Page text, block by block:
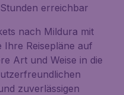
erreichbar
nach Mildura mit
Ihre Reisepläne auf
Art und Weise in die
zuverlässigen